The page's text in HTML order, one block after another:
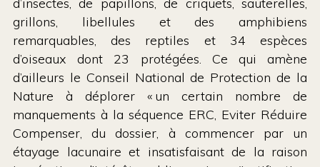
grillons, libellules et des amphibiens
remarquables, des reptiles et 34 espèces
d’oiseaux dont 23 protégées. Ce qui amène
d’ailleurs le Conseil National de Protection de la
Nature à déplorer « un certain nombre de
manquements à la séquence ERC, Eviter Réduire
Compenser, du dossier, à commencer par un
étayage lacunaire et insatisfaisant de la raison